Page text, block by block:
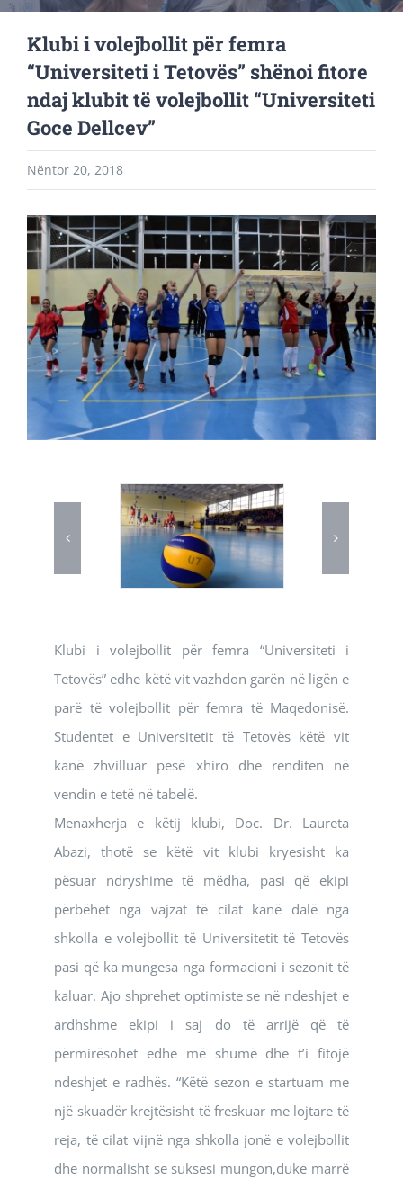
Klubi i volejbollit për femra
“Universiteti i Tetovës” shënoi fitore
ndaj klubit të volejbollit “Universiteti
Goce Dellcev”
Nëntor 20, 2018
View
Larger
Image
Klubi i volejbollit për femra “Universiteti i
Tetovës” edhe këtë vit vazhdon garën në ligën e
parë të volejbollit për femra të Maqedonisë.
Studentet e Universitetit të Tetovës këtë vit
kanë zhvilluar pesë xhiro dhe renditen në
vendin e tetë në tabelë.
Menaxherja e këtij klubi, Doc. Dr. Laureta
Abazi, thotë se këtë vit klubi kryesisht ka
pësuar ndryshime të mëdha, pasi që ekipi
përbëhet nga vajzat të cilat kanë dalë nga
shkolla e volejbollit të Universitetit të Tetovës
pasi që ka mungesa nga formacioni i sezonit të
kaluar. Ajo shprehet optimiste se në ndeshjet e
ardhshme ekipi i saj do të arrijë që të
përmirësohet edhe më shumë dhe t’i fitojë
ndeshjet e radhës. “Këtë sezon e startuam me
një skuadër krejtësisht të freskuar me lojtare të
reja, të cilat vijnë nga shkolla jonë e volejbollit
dhe normalisht se suksesi mungon,duke marrë